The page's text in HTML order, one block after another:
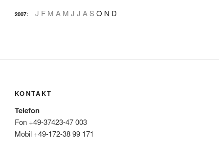
2007: J F M A M J J A S O N D
KONTAKT
Telefon
Fon +49-37423-47 003
Mobil +49-172-38 99 171